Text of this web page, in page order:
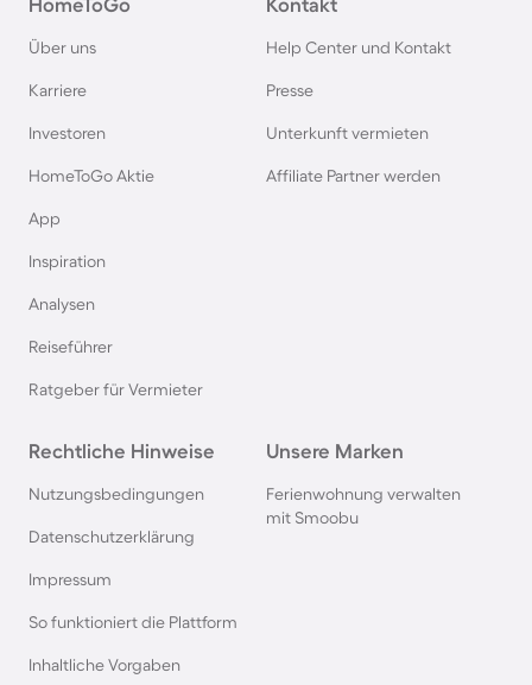
Über uns
Karriere
Investoren
HomeToGo Aktie
App
Inspiration
Analysen
Reiseführer
Ratgeber für Vermieter
Help Center und Kontakt
Presse
Unterkunft vermieten
Affiliate Partner werden
Rechtliche Hinweise
Nutzungsbedingungen
Datenschutzerklärung
Impressum
So funktioniert die Plattform
Inhaltliche Vorgaben
Unsere Marken
Ferienwohnung verwalten
mit Smoobu